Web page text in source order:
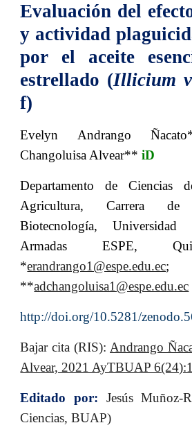
Evaluación del
y actividad
por el aceite
estrellado (Illicium
f)
Evelyn Andrango
Changoluisa Alvear** iD
Departamento de
Agricultura, Carrera
Biotecnología,
Armadas ESPE,
*erandrango1@espe.edu.ec;
**adchangoluisa1@espe.edu.ec
http://doi.org/10.5281/
Bajar cita (RIS): Andrango
Alvear, 2021 AyTBUAP
Editado por:
Jesús Muñoz-
Ciencias, BUAP)